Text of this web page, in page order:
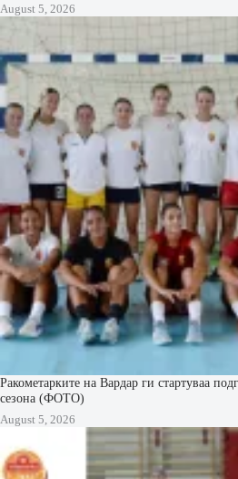
August 5, 2026
Ракометарките на Вардар ги стартуваа
сезона (ФОТО)
August 5, 2026